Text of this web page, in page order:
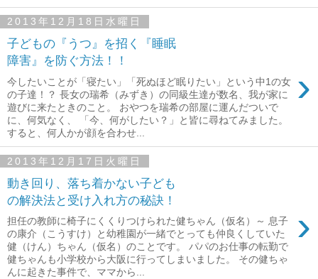
2013年12月18日水曜日
子どもの『うつ』を招く『睡眠
障害』を防ぐ方法！！
›
今したいことが「寝たい」「死ぬほど眠りたい」という中1の女
の子達！？ 長女の瑞希（みずき）の同級生達が数名、我が家に
遊びに来たときのこと。 おやつを瑞希の部屋に運んだついで
に、何気なく、 「今、何がしたい？」と皆に尋ねてみました。
すると、何人かが顔を合わせ...
2013年12月17日火曜日
動き回り、落ち着かない子ども
の解決法と受け入れ方の秘訣！
›
担任の教師に椅子にくくりつけられた健ちゃん（仮名）～ 息子
の康介（こうすけ）と幼稚園が一緒でとっても仲良くしていた
健（けん）ちゃん（仮名）のことです。 パパのお仕事の転勤で
健ちゃんも小学校から大阪に行ってしまいました。 その健ちゃ
んに起きた事件で、ママから...